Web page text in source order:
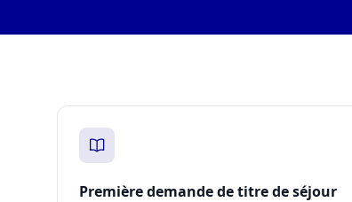
Première demande de titre de séjour